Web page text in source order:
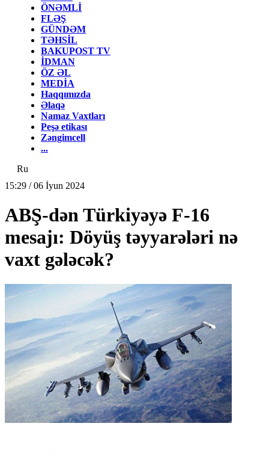
ÖNƏMLİ
FLƏŞ
GÜNDƏM
TƏHSİL
BAKUPOST TV
İDMAN
ÖZ ƏL
MEDİA
Haqqımızda
Əlaqə
Namaz Vaxtları
Peşə etikası
Zəngimcell
...
Ru
15:29 / 06 İyun 2024
ABŞ-dən Türkiyəyə F-16
mesajı: Döyüş təyyarələri nə
vaxt gələcək?